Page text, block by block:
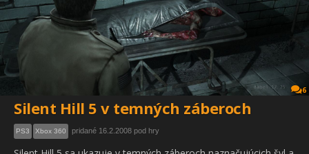
6
Silent Hill 5 v temných záberoch
PS3 Xbox 360 pridané 16.2.2008 pod hry